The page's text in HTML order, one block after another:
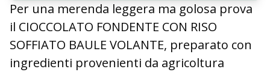
Per una merenda leggera ma golosa prova
il CIOCCOLATO FONDENTE CON RISO
SOFFIATO BAULE VOLANTE, preparato con
ingredienti provenienti da agricoltura